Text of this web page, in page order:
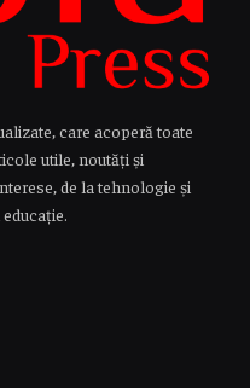
care acoperă toate
utile, noutăți și
de la tehnologie și